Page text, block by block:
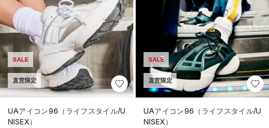
SALE
直営限定
UAアイコン96（ライフスタイル/U
NISEX）
SALE
直営限定
UAアイコン96（ライフスタイル/U
NISEX）